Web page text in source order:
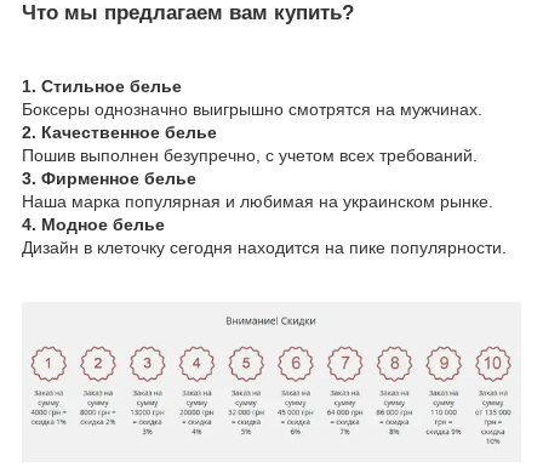
Что мы предлагаем вам купить?
1. Стильное белье
Боксеры однозначно выигрышно смотрятся на мужчинах.
2. Качественное белье
Пошив выполнен безупречно, с учетом всех требований.
3. Фирменное белье
Наша марка популярная и любимая на украинском рынке.
4. Модное белье
Дизайн в клеточку сегодня находится на пике популярности.